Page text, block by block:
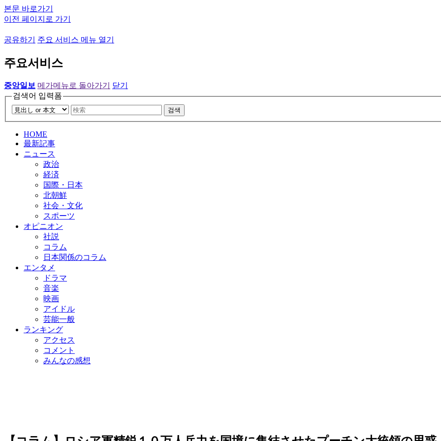
본문 바로가기
이전 페이지로 가기
공유하기 주요 서비스 메뉴 열기
주요서비스
중앙일보 메가메뉴로 돌아가기
닫기
검색어 입력폼
검색
HOME
最新記事
ニュース
政治
経済
国際・日本
北朝鮮
社会・文化
スポーツ
オピニオン
社説
コラム
日本関係のコラム
エンタメ
ドラマ
音楽
映画
アイドル
芸能一般
ランキング
アクセス
コメント
みんなの感想